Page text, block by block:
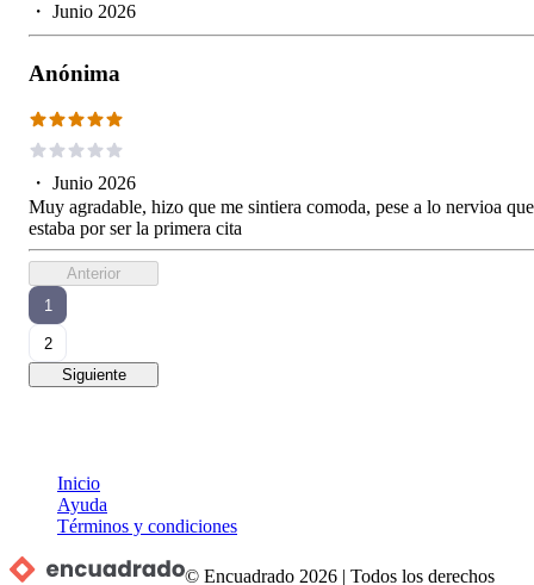
・ Junio 2026
Anónima
・ Junio 2026
Muy agradable, hizo que me sintiera comoda, pese a lo nervioa que
estaba por ser la primera cita
Anterior
1
2
Siguiente
Inicio
Ayuda
Términos y condiciones
© Encuadrado 2026 |Todos los derechos